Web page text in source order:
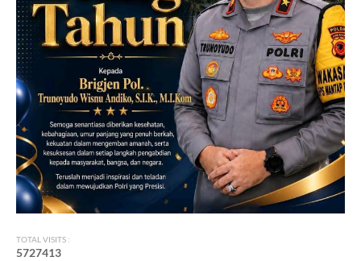
TOTAL VISITS :
5727413